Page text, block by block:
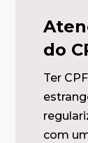
do
Ter
com